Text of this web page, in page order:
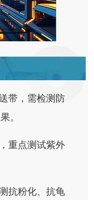
带，需检测防
。
重点测试紫外
抗粉化、抗龟